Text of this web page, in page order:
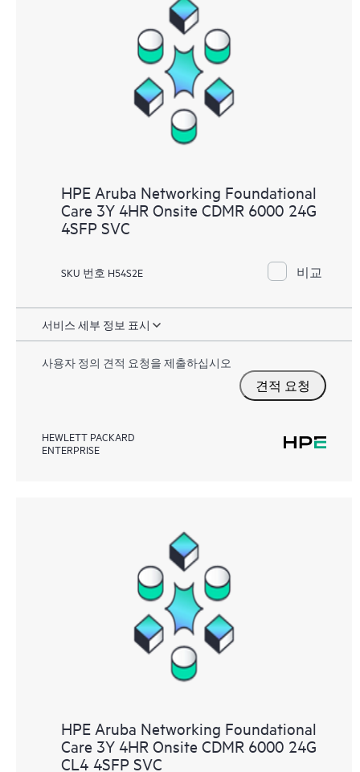
HPE Aruba Networking Foundational
Care 3Y 4HR Onsite CDMR 6000 24G
4SFP SVC
SKU 번호 H54S2E 비교
서비스 세부 정보 표시
사용자 정의 견적 요청을 제출하십시오
견적 요청
HEWLETT PACKARD
ENTERPRISE
HPE Aruba Networking Foundational
Care 3Y 4HR Onsite CDMR 6000 24G
CL4 4SFP SVC